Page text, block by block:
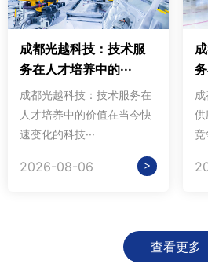
成都光越科技：技术服
务在人才培养中的···
成都光越科技：技术服务在
人才培养中的价值在当今快
速变化的科技···
2026-08-06 >
供
竞
查看更多